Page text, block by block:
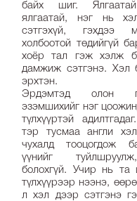
байх шиг.
ялгаатай, нэг нь
сэтгэхүй, гэхдээ
холбоотой төдийгүй
хоёр тал гэж хэлж
дамжиж сэтгэнэ. Хэл
эрхтэн.
Эрдэмтэд олон
эзэмшихийг нэг
түлхүүртэй
тэр тусмаа англи
чухалд тооцогдож
үүнийг
болохгүй. Учир нь та
түлхүүрээр нээнэ,
л хэл дээр сэтгэнэ